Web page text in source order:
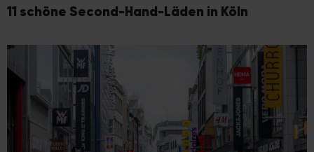
11 schöne Second-Hand-Läden in Köln